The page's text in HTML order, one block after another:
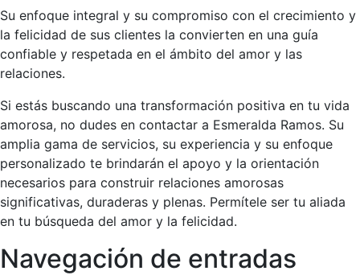
Su enfoque integral y su compromiso con el crecimiento y
la felicidad de sus clientes la convierten en una guía
confiable y respetada en el ámbito del amor y las
relaciones.
Si estás buscando una transformación positiva en tu vida
amorosa, no dudes en contactar a Esmeralda Ramos. Su
amplia gama de servicios, su experiencia y su enfoque
personalizado te brindarán el apoyo y la orientación
necesarios para construir relaciones amorosas
significativas, duraderas y plenas. Permítele ser tu aliada
en tu búsqueda del amor y la felicidad.
Navegación de entradas